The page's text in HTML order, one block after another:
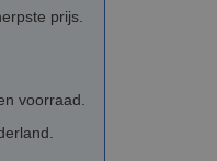
prijs.
voorraad.